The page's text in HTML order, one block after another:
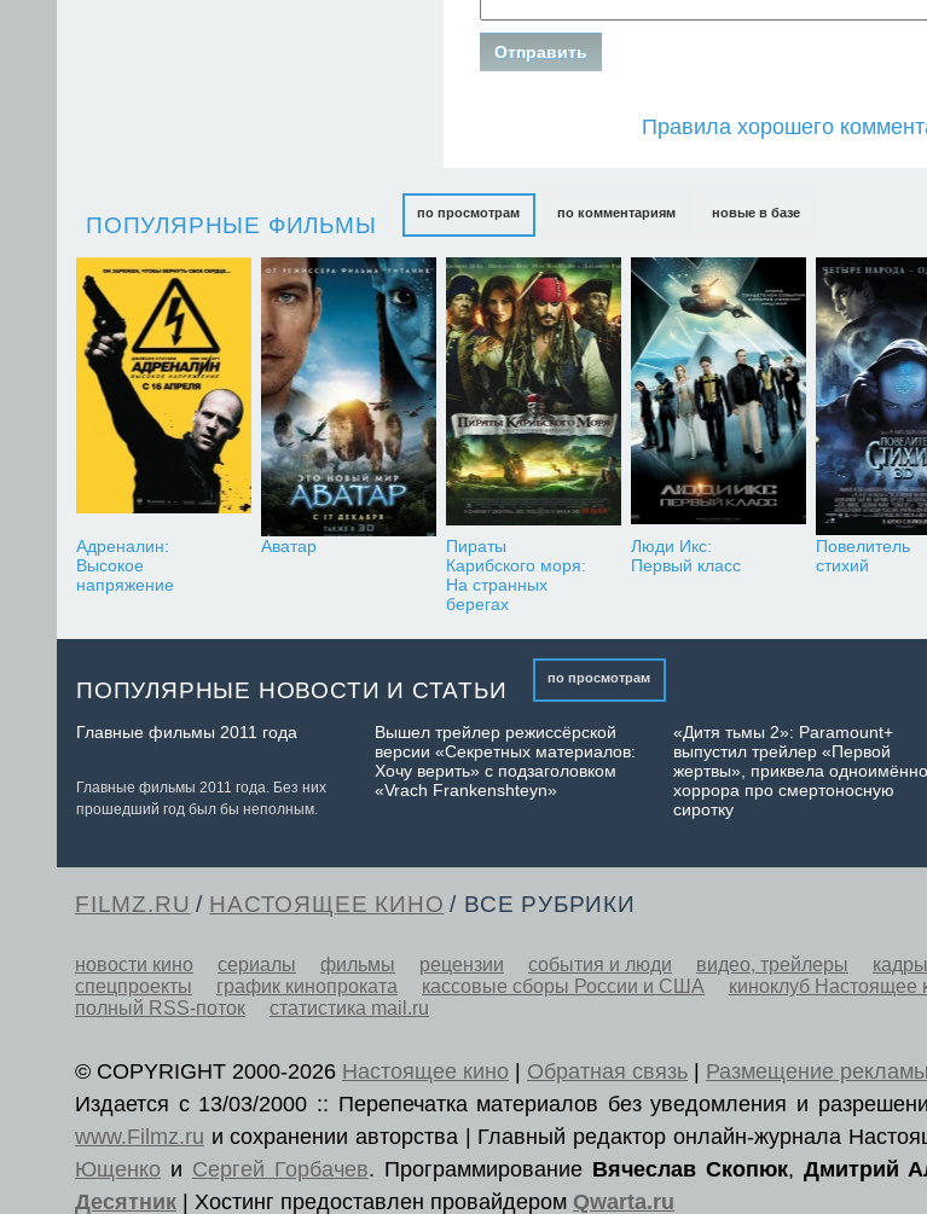
Правила хорошего
ПОПУЛЯРНЫЕ ФИЛЬМЫ по просмотрам
Адреналин:
Высокое
напряжение
Аватар
Пираты
Карибского моря:
На странных
берегах
Люди Икс:
Первый класс
Повелитель
стихий
по комментариям новые в базе
ПОПУЛЯРНЫЕ НОВОСТИ И СТАТЬИ по просмотрам
Главные фильмы 2011 года
Главные фильмы 2011 года. Без них
прошедший год был бы неполным.
Вышел трейлер режиссёрской
версии «Секретных материалов:
Хочу верить» с подзаголовком
«Vrach Frankenshteyn»
«Дитя тьмы 2»: Paramount+
выпустил трейлер «Первой
жертвы», приквела
хоррора про смертоносную
сиротку
FILMZ.RU / НАСТОЯЩЕЕ КИНО / ВСЕ РУБРИКИ
новости кино сериалы фильмы рецензии события и люди видео, трейлеры
спецпроекты
график кинопроката кассовые сборы России и США киноклуб Настоящее
полный RSS-поток
статистика mail.ru
© COPYRIGHT 2000-2026 Настоящее кино Обратная связь
Размещение рекламы
Издается с 13/03/2000 :: Перепечатка материалов без уведомления и
www.Filmz.ru и сохранении авторства | Главный редактор онлайн-журнала
Ющенко и Сергей Горбачев. Программирование Вячеслав Скопюк, Дмитрий
Десятник | Хостинг предоставлен провайдером Qwarta.ru